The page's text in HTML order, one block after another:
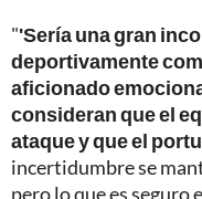
"'Sería una gran
deportivamente
aficionado
consideran que el
ataque y que el
incertidumbre se
pero lo que es seguro